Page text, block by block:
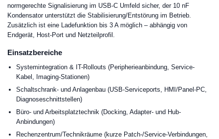
normgerechte Signalisierung im USB-C Umfeld sicher, der 10 nF
Kondensator unterstützt die Stabilisierung/Entstörung im Betrieb.
Zusätzlich ist eine Ladefunktion bis 3 A möglich – abhängig von
Endgerät, Host-Port und Netzteilprofil.
Einsatzbereiche
Systemintegration & IT-Rollouts (Peripherieanbindung, Service-
Kabel, Imaging-Stationen)
Schaltschrank- und Anlagenbau (USB-Serviceports, HMI/Panel-PC,
Diagnoseschnittstellen)
Büro- und Arbeitsplatztechnik (Docking, Adapter- und Hub-
Anbindungen)
Rechenzentrum/Technikräume (kurze Patch-/Service-Verbindungen,